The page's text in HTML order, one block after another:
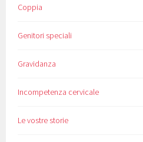
Coppia
Genitori speciali
Gravidanza
Incompetenza cervicale
Le vostre storie